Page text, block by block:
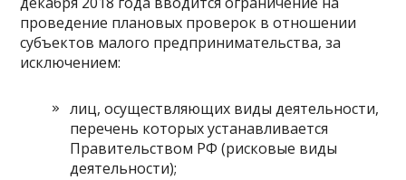
проведение плановых проверок в отношении
субъектов малого предпринимательства, за
исключением:
лиц, осуществляющих виды деятельности,
перечень которых устанавливается
Правительством РФ (рисковые виды
деятельности);